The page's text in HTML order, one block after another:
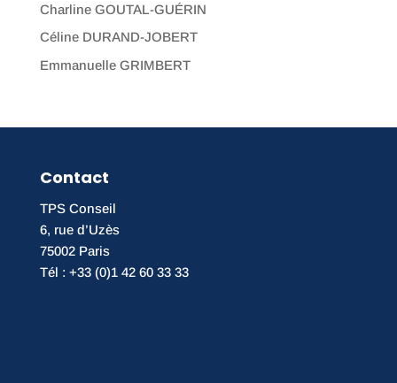
Charline GOUTAL-GUÉRIN
Céline DURAND-JOBERT
Emmanuelle GRIMBERT
Contact
TPS Conseil
6, rue d’Uzès
75002 Paris
Tél : +33 (0)1 42 60 33 33